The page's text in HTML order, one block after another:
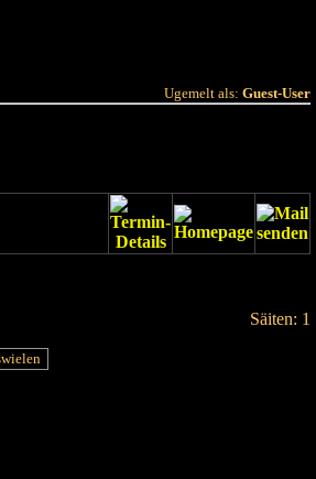
Ugemelt als: Guest-User
Säiten: 1